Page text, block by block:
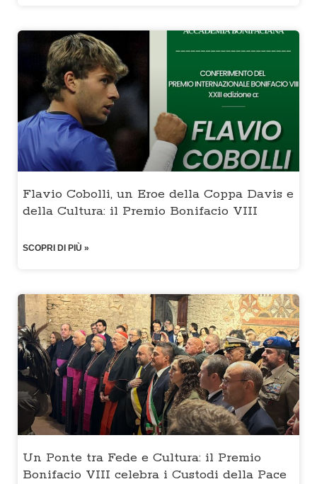
Flavio Cobolli, un Eroe della Coppa Davis e
della Cultura: il Premio Bonifacio VIII
SCOPRI DI PIÙ »
Un Ponte tra Fede e Cultura: il Premio
Bonifacio VIII celebra i Custodi della Pace